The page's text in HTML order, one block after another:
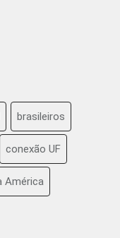
brasileiros
conexão UF
América